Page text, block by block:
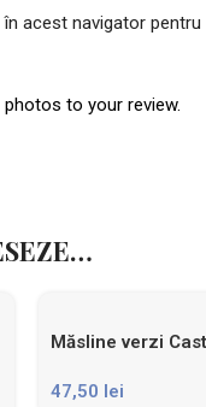
acest navigator pentru
to your review.
Măsline verzi
47,50 lei